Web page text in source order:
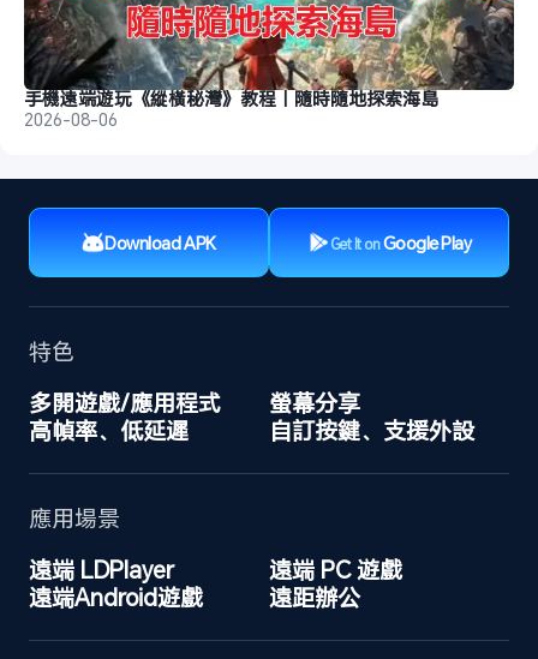
手機遠端遊玩《縱橫秘灣》教程｜隨時隨地探索海島
2026-08-06
Download APK Get It onGoogle Play
特色
多開遊戲/應用程式
螢幕分享
高幀率、低延遲
自訂按鍵、支援外設
應用場景
遠端 LDPlayer
遠端 PC 遊戲
遠端Android遊戲
遠距辦公